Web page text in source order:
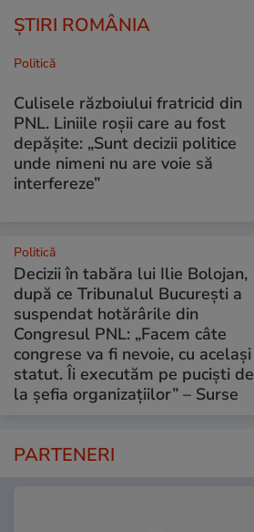
ȘTIRI ROMÂNIA
Politică
Culisele războiului fratricid din
PNL. Liniile roșii care au fost
depășite: „Sunt decizii politice
unde nimeni nu are voie să
interfereze”
Politică
Decizii în tabăra lui Ilie Bolojan,
după ce Tribunalul București a
suspendat hotărârile din
Congresul PNL: „Facem câte
congrese va fi nevoie, cu același
statut. Îi executăm pe puciști de
la șefia organizațiilor” – Surse
PARTENERI